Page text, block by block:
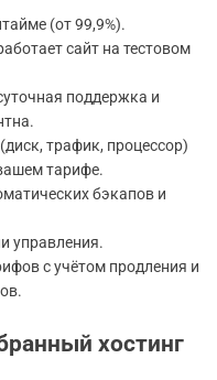
(от 99,9%).
сайт на тестовом
поддержка и
трафик, процессор)
тарифе.
бэкапов и
управления.
с учётом продления и
хостинг